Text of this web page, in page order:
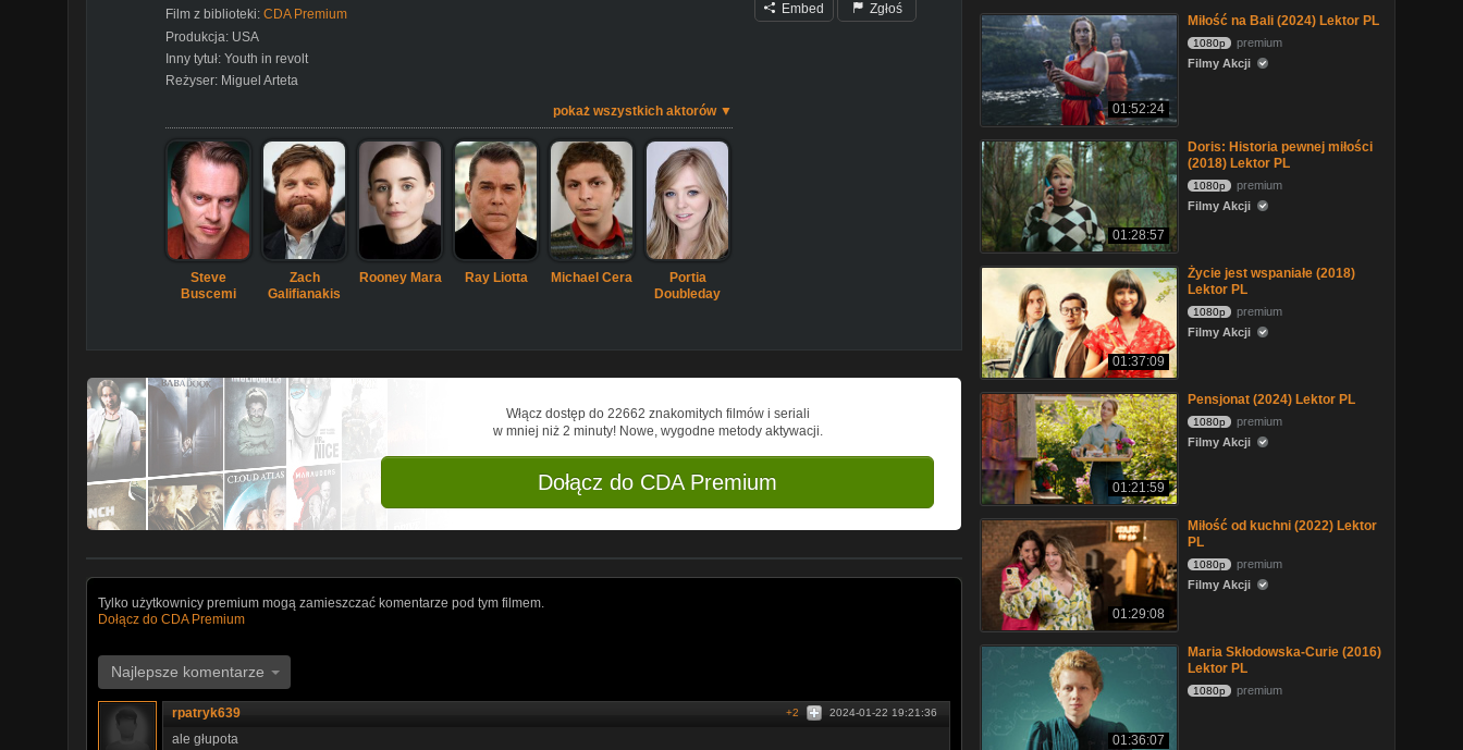
Film z biblioteki: CDA Premium
Produkcja: USA
Inny tytuł: Youth in revolt
Reżyser: Miguel Arteta
pokaż wszystkich aktorów ▼
Steve
Buscemi
Zach
Galifianakis
Rooney Mara Ray Liotta Michael Cera
Portia
Doubleday
Embed Zgłoś
Włącz dostęp do 22662 znakomitych filmów i seriali
w mniej niż 2 minuty! Nowe, wygodne metody aktywacji.
Dołącz do CDA Premium
Tylko użytkownicy premium mogą zamieszczać komentarze pod tym filmem.
Dołącz do CDA Premium
Najlepsze komentarze
rpatryk639 2024-01-22 19:21:36
+2
ale głupota
01:52:24
Miłość na Bali (2024) Lektor PL
1080p
premium
Filmy Akcji
01:28:57
Doris: Historia pewnej miłości
(2018) Lektor PL
1080p
premium
Filmy Akcji
01:37:09
Życie jest wspaniałe (2018)
Lektor PL
1080p
premium
Filmy Akcji
01:21:59
Pensjonat (2024) Lektor PL
1080p
premium
Filmy Akcji
01:29:08
Miłość od kuchni (2022) Lektor
PL
1080p
premium
Filmy Akcji
01:36:07
Maria Skłodowska-Curie (2016)
Lektor PL
1080p premium